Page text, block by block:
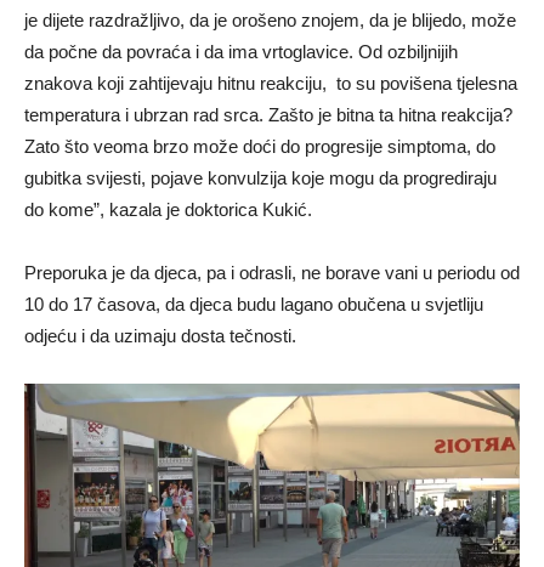
je dijete razdražljivo, da je orošeno znojem, da je blijedo, može
da počne da povraća i da ima vrtoglavice. Od ozbiljnijih
znakova koji zahtijevaju hitnu reakciju, to su povišena tjelesna
temperatura i ubrzan rad srca. Zašto je bitna ta hitna reakcija?
Zato što veoma brzo može doći do progresije simptoma, do
gubitka svijesti, pojave konvulzija koje mogu da progrediraju
do kome”, kazala je doktorica Kukić.
Preporuka je da djeca, pa i odrasli, ne borave vani u periodu od
10 do 17 časova, da djeca budu lagano obučena u svjetliju
odjeću i da uzimaju dosta tečnosti.